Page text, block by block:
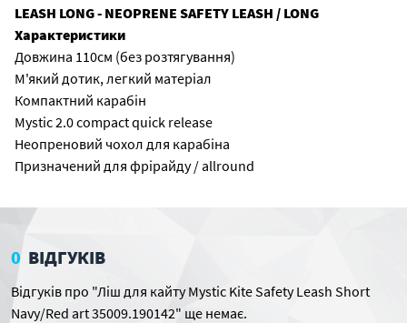
LEASH LONG - NEOPRENE SAFETY LEASH / LONG
Характеристики
Довжина 110см (без розтягування)
М'який дотик, легкий матеріал
Компактний карабін
Mystic 2.0 compact quick release
Неопреновий чохол для карабіна
Призначений для фрірайду / allround
0 ВІДГУКІВ
Відгуків про "Ліш для кайту Mystic Kite Safety Leash Short
Navy/Red art 35009.190142" ще немає.